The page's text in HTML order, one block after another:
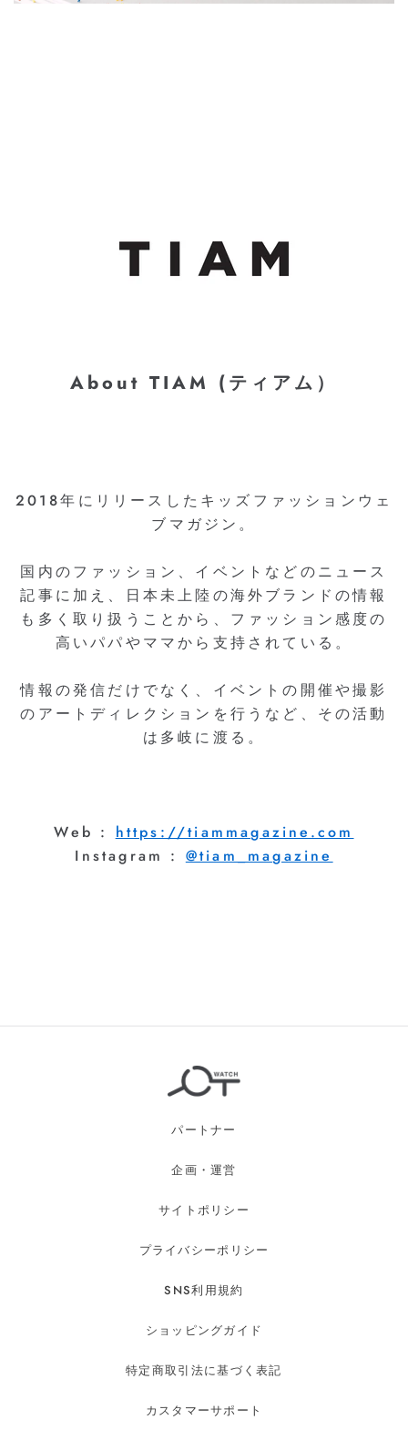
About TIAM (ティアム）
2018年にリリースしたキッズファッションウェ
ブマガジン。
国内のファッション、イベントなどのニュース
記事に加え、日本未上陸の海外ブランドの情報
も多く取り扱うことから、ファッション感度の
高いパパやママから支持されている。
情報の発信だけでなく、イベントの開催や撮影
のアートディレクションを行うなど、その活動
は多岐に渡る。
Web : https://tiammagazine.com
Instagram : @tiam_magazine
パートナー
企画・運営
サイトポリシー
プライバシーポリシー
SNS利用規約
ショッピングガイド
特定商取引法に基づく表記
カスタマーサポート